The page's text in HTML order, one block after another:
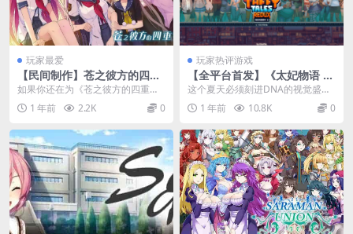
玩家最爱
【民间制作】苍之彼方的四重
奏：交予世界的答卷（明日香
FD）
如果你还在为《苍之彼方的四重
奏》原作结局意难平，这部由民间
大佬爆肝制作的同人FD...
1 年前 2.2K 0
玩家热评游戏
【全平台首发】《太妃物语 Ta
ffy Tales S1 Redux 第一季重
制版》双端官中无码版丨3.2G
沙盒神作浴火重生
这个夏天必须刻进DNA的视觉盛宴
来了！《Taffy Tales S1 Redux...
1 年前 10.8K 0